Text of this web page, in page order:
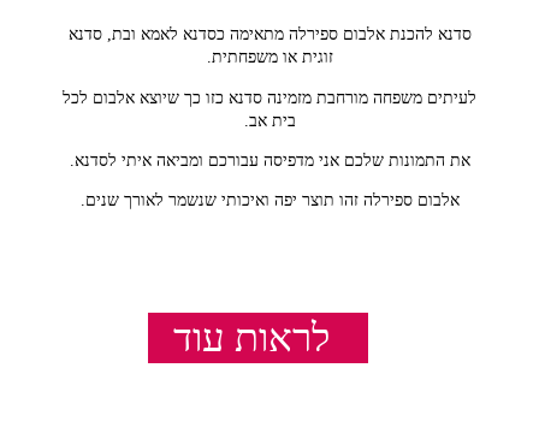
סדנא להכנת אלבום ספירלה מתאימה כסדנא לאמא ובת, סדנא
זוגית או משפחתית.
לעיתים משפחה מורחבת מזמינה סדנא כזו כך שיוצא אלבום לכל
בית אב.
את התמונות שלכם אני מדפיסה עבורכם ומביאה איתי לסדנא.
אלבום ספירלה זהו תוצר יפה ואיכותי שנשמר לאורך שנים.
הקרטון ונאגוד את האלבום בספירלה.
לראות עוד